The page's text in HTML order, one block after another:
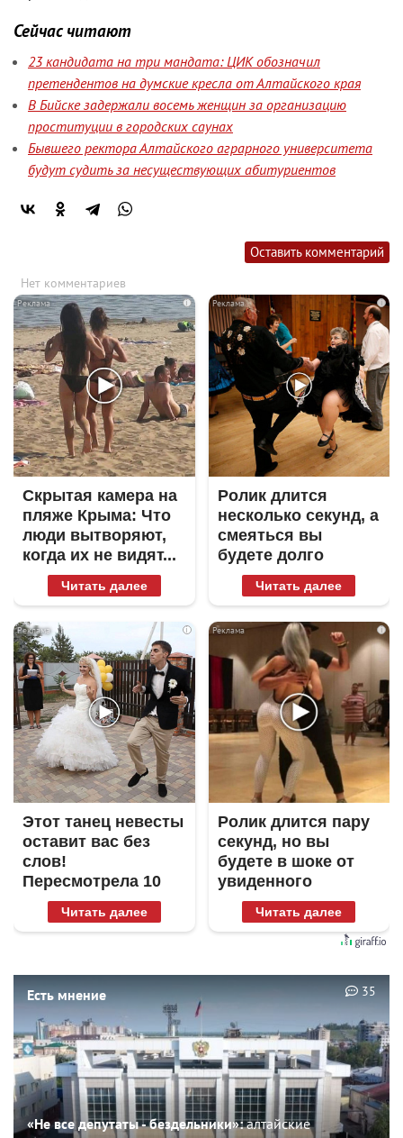
Сейчас читают
23 кандидата на три мандата: ЦИК обозначил
претендентов на думские кресла от Алтайского края
В Бийске задержали восемь женщин за организацию
проституции в городских саунах
Бывшего ректора Алтайского аграрного университета
будут судить за несуществующих абитуриентов
Оставить комментарий
Нет комментариев
i
Скрытая камера на
пляже Крыма: Что
люди вытворяют,
когда их не видят...
Читать далее
i
Ролик длится
несколько секунд, а
смеяться вы
будете долго
Читать далее
i
Этот танец невесты
оставит вас без
слов!
Пересмотрела 10
раз
Читать далее
i
Ролик длится пару
секунд, но вы
будете в шоке от
увиденного
Читать далее
Есть мнение
«Не все депутаты - бездельники»:алтайские
35